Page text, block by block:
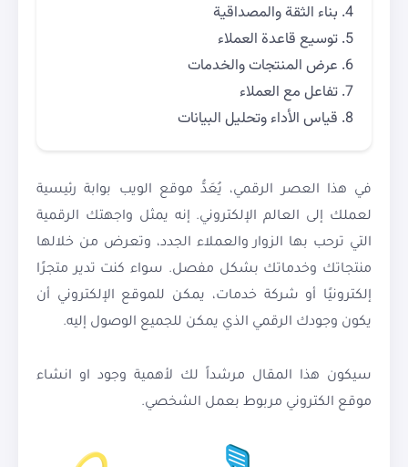
بناء الثقة والمصداقية
توسيع قاعدة العملاء
عرض المنتجات والخدمات
تفاعل مع العملاء
قياس الأداء وتحليل البيانات
في هذا العصر الرقمي، يُعَدُّ موقع الويب بوابة رئيسية
لعملك إلى العالم الإلكتروني. إنه يمثل واجهتك الرقمية
التي ترحب بها الزوار والعملاء الجدد، وتعرض من خلالها
منتجاتك وخدماتك بشكل مفصل. سواء كنت تدير متجرًا
إلكترونيًا أو شركة خدمات، يمكن للموقع الإلكتروني أن
يكون وجودك الرقمي الذي يمكن للجميع الوصول إليه.
سيكون هذا المقال مرشداً لك لأهمية وجود او انشاء
موقع الكتروني مربوط بعمل الشخصي.